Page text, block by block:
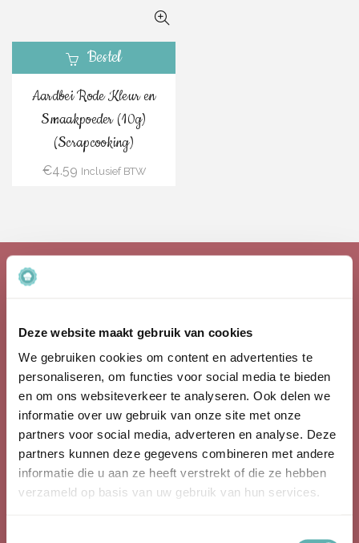
Deze website maakt gebruik van cookies
We gebruiken cookies om content en advertenties te
personaliseren, om functies voor social media te bieden
en om ons websiteverkeer te analyseren. Ook delen we
informatie over uw gebruik van onze site met onze
partners voor social media, adverteren en analyse. Deze
partners kunnen deze gegevens combineren met andere
informatie die u aan ze heeft verstrekt of die ze hebben
verzameld op basis van uw gebruik van hun services.
Bestel
Aardbei Rode Kleur en
Smaakpoeder (10g)
(Scrapcooking)
€4.59 Inclusief BTW
Baking Queen is een webwinkel die gespecialiseerd is in de
verkoop van bakartikelen.
Bekijk ook onze social media kanalen!
Facebook
Instagram
Producten